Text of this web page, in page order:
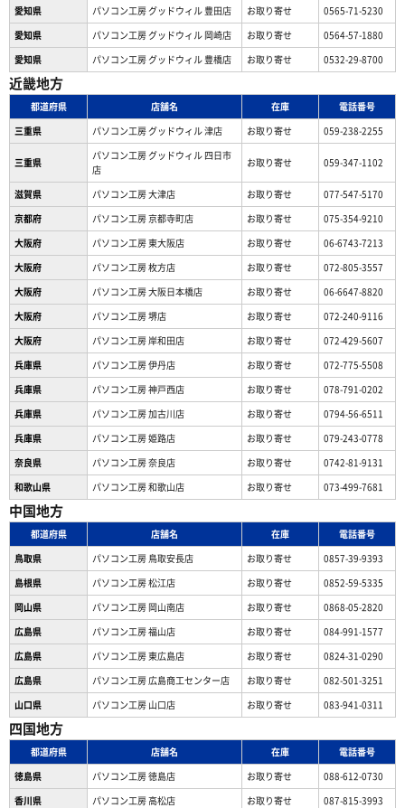
愛知県
パソコン工房 グッドウィル 豊田店 お取り寄せ
0565-71-5230
愛知県
パソコン工房 グッドウィル 岡崎店 お取り寄せ
0564-57-1880
愛知県
パソコン工房 グッドウィル 豊橋店 お取り寄せ 0532-29-8700
近畿地方
都道府県 店舗名 在庫
電話番号
三重県
パソコン工房 グッドウィル 津店 お取り寄せ 059-238-2255
三重県
パソコン工房 グッドウィル 四日市
店
お取り寄せ 059-347-1102
滋賀県 パソコン工房 大津店 お取り寄せ
077-547-5170
京都府
パソコン工房 京都寺町店 お取り寄せ
075-354-9210
大阪府
パソコン工房 東大阪店 お取り寄せ
06-6743-7213
大阪府
パソコン工房 枚方店 お取り寄せ
072-805-3557
大阪府
パソコン工房 大阪日本橋店 お取り寄せ
06-6647-8820
大阪府
パソコン工房 堺店 お取り寄せ
072-240-9116
大阪府
パソコン工房 岸和田店 お取り寄せ
072-429-5607
兵庫県
パソコン工房 伊丹店 お取り寄せ
072-775-5508
兵庫県
パソコン工房 神戸西店 お取り寄せ
078-791-0202
兵庫県
パソコン工房 加古川店 お取り寄せ
0794-56-6511
兵庫県
パソコン工房 姫路店 お取り寄せ
079-243-0778
奈良県
パソコン工房 奈良店 お取り寄せ
0742-81-9131
和歌山県
パソコン工房 和歌山店 お取り寄せ 073-499-7681
中国地方
都道府県 店舗名 在庫
電話番号
鳥取県
パソコン工房 鳥取安長店 お取り寄せ
0857-39-9393
島根県
パソコン工房 松江店 お取り寄せ
0852-59-5335
岡山県
パソコン工房 岡山南店 お取り寄せ
0868-05-2820
広島県
パソコン工房 福山店 お取り寄せ
084-991-1577
広島県
パソコン工房 東広島店 お取り寄せ
0824-31-0290
広島県
パソコン工房 広島商工センター店 お取り寄せ
082-501-3251
山口県
パソコン工房 山口店 お取り寄せ 083-941-0311
四国地方
都道府県 店舗名 在庫
電話番号
徳島県
パソコン工房 徳島店 お取り寄せ
088-612-0730
香川県
パソコン工房 高松店 お取り寄せ 087-815-3993